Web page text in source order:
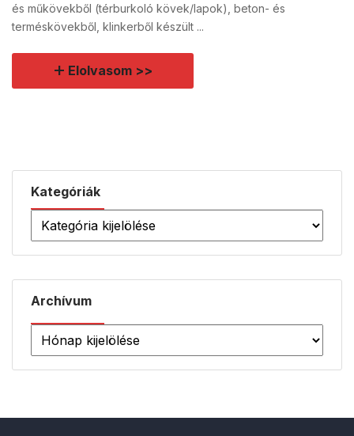
Kategóriák
Archívum
és műkövekből (térburkoló kövek/lapok), beton- és
terméskövekből, klinkerből készült ...
Elolvasom >>